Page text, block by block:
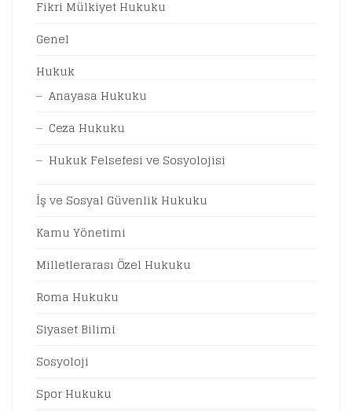
Fikri Mülkiyet Hukuku
Genel
Hukuk
Anayasa Hukuku
Ceza Hukuku
Hukuk Felsefesi ve Sosyolojisi
İş ve Sosyal Güvenlik Hukuku
Kamu Yönetimi
Milletlerarası Özel Hukuku
Roma Hukuku
Siyaset Bilimi
Sosyoloji
Spor Hukuku